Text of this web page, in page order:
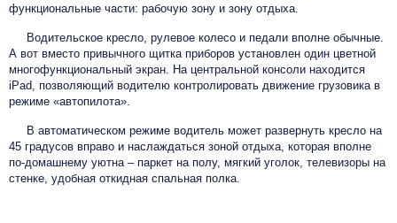
функциональные части: рабочую зону и зону отдыха.
Водительское кресло, рулевое колесо и педали вполне обычные.
А вот вместо привычного щитка приборов установлен один цветной
многофункциональный экран. На центральной консоли находится
iPad, позволяющий водителю контролировать движение грузовика в
режиме «автопилота».
В автоматическом режиме водитель может развернуть кресло на
45 градусов вправо и наслаждаться зоной отдыха, которая вполне
по-домашнему уютна – паркет на полу, мягкий уголок, телевизоры на
стенке, удобная откидная спальная полка.